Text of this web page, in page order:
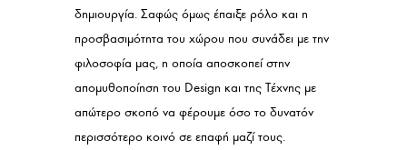
δημιουργία. Σαφώς όμως έπαιξε ρόλο και η
προσβασιμότητα του χώρου που συνάδει με την
φιλοσοφία μας, η οποία αποσκοπεί στην
απομυθοποίηση του Design και της Τέχνης με
απώτερο σκοπό να φέρουμε όσο το δυνατόν
περισσότερο κοινό σε επαφή μαζί τους.